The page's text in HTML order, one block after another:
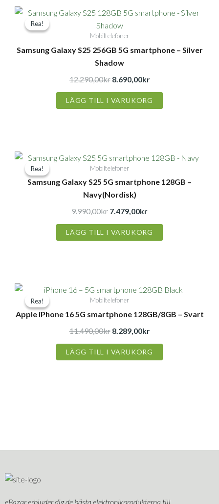
Rea!
Rea!
Mobiltelefoner
Samsung Galaxy S25 256GB 5G smartphone – Silver
Shadow
12.290,00kr
Det
ursprungliga
priset
var:
12.290,00kr.
8.690,00kr
Det
är:
LÄGG TILL I VARUKORG
Rea!
Rea! Mobiltelefoner
Samsung Galaxy S25 5G smartphone 128GB –
Navy(Nordisk)
9.990,00kr
Det
ursprungliga
priset
var:
9.990,00kr.
7.479,00kr
Det
priset
LÄGG TILL I VARUKORG
Rea!
Rea! Mobiltelefoner
Apple iPhone 16 5G smartphone 128GB/8GB – Svart
11.490,00kr
Det
ursprungliga
priset
var:
8.289,00kr
Det
priset
LÄGG TILL I VARUKORG
eBazar erbjuder dig de bästa elektronikprodukterna till